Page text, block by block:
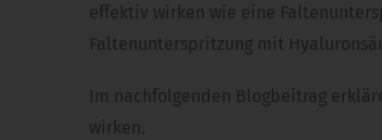
effektiv wirken wie eine
Faltenunterspritzung mit
Im nachfolgenden Blogbeitrag
wirken.